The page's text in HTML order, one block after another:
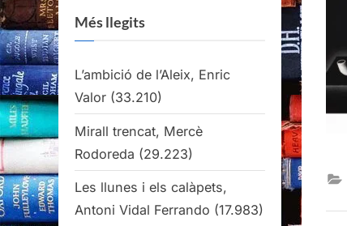
Més llegits
L’ambició de l’Aleix, Enric
Valor (33.210)
Mirall trencat, Mercè
Rodoreda (29.223)
Les llunes i els calàpets,
Antoni Vidal Ferrando (17.983)